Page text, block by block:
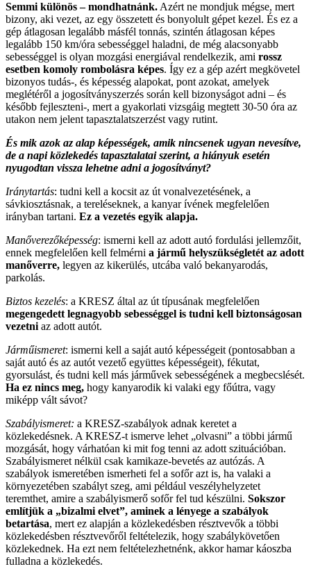
Semmi különös – mondhatnánk. Azért ne mondjuk mégse, mert
bizony, aki vezet, az egy összetett és bonyolult gépet kezel. És ez a
gép átlagosan legalább másfél tonnás, szintén átlagosan képes
legalább 150 km/óra sebességgel haladni, de még alacsonyabb
sebességgel is olyan mozgási energiával rendelkezik, ami rossz
esetben komoly rombolásra képes. Így ez a gép azért megkövetel
bizonyos tudás-, és képesség alapokat, pont azokat, amelyek
meglétéről a jogosítványszerzés során kell bizonyságot adni – és
később fejleszteni-, mert a gyakorlati vizsgáig megtett 30-50 óra az
utakon nem jelent tapasztalatszerzést vagy rutint.
És mik azok az alap képességek, amik nincsenek ugyan nevesítve,
de a napi közlekedés tapasztalatai szerint, a hiányuk esetén
nyugodtan vissza lehetne adni a jogosítványt?
Iránytartás: tudni kell a kocsit az út vonalvezetésének, a
sávkiosztásnak, a tereléseknek, a kanyar ívének megfelelően
irányban tartani. Ez a vezetés egyik alapja.
Manőverezőképesség: ismerni kell az adott autó fordulási jellemzőit,
ennek megfelelően kell felmérni a jármű helyszükségletét az adott
manőverre, legyen az kikerülés, utcába való bekanyarodás,
parkolás.
Biztos kezelés: a KRESZ által az út típusának megfelelően
megengedett legnagyobb sebességgel is tudni kell biztonságosan
vezetni az adott autót.
Járműismeret: ismerni kell a saját autó képességeit (pontosabban a
saját autó és az autót vezető együttes képességeit), fékutat,
gyorsulást, és tudni kell más járművek sebességének a megbecslését.
Ha ez nincs meg, hogy kanyarodik ki valaki egy főútra, vagy
miképp vált sávot?
Szabályismeret: a KRESZ-szabályok adnak keretet a
közlekedésnek. A KRESZ-t ismerve lehet „olvasni” a többi jármű
mozgását, hogy várhatóan ki mit fog tenni az adott szituációban.
Szabályismeret nélkül csak kamikaze-bevetés az autózás. A
szabályok ismeretében ismerheti fel a sofőr azt is, ha valaki a
környezetében szabályt szeg, ami például veszélyhelyzetet
teremthet, amire a szabályismerő sofőr fel tud készülni. Sokszor
említjük a „bizalmi elvet”, aminek a lényege a szabályok
betartása, mert ez alapján a közlekedésben résztvevők a többi
közlekedésben résztvevőről feltételezik, hogy szabálykövetően
közlekednek. Ha ezt nem feltételezhetnénk, akkor hamar káoszba
fulladna a közlekedés.